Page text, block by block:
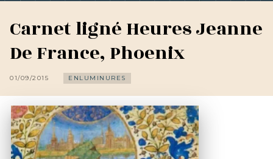
Carnet ligné Heures Jeanne
De France, Phoenix
01/09/2015 ENLUMINURES